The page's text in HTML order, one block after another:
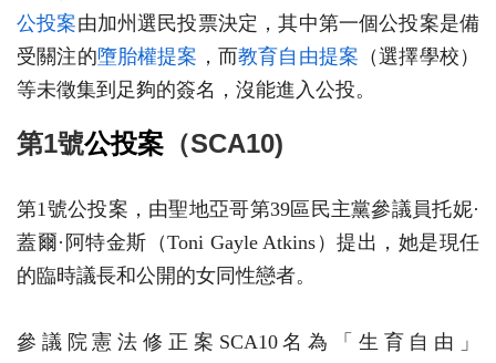
公投案由加州選民投票決定，其中第一個公投案是備
受關注的墮胎權提案 ，而教育自由提案 （選擇學校）
等未徵集到足夠的簽名，沒能進入公投。
第1號公投案 （SCA10)
第1號公投案，由聖地亞哥第39區民主黨參議員托妮·
蓋爾·阿特金斯（Toni Gayle Atkins）提出，她是現任
的臨時議長和公開的女同性戀者。
參議院憲法修正案SCA10名為「生育自由」